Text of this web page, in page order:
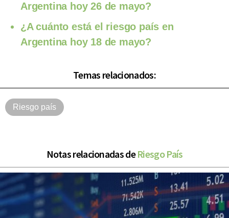
Argentina hoy 26 de mayo?
¿A cuánto está el riesgo país en
Argentina hoy 18 de mayo?
Temas relacionados:
Riesgo país
Notas relacionadas deRiesgo País